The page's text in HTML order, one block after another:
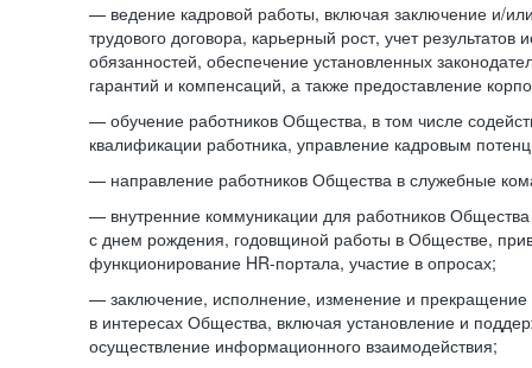
— ведение кадровой работы, включая заключение и/
трудового договора, карьерный рост, учет
обязанностей, обеспечение установленных
гарантий и компенсаций, а также предоставление
— обучение работников Общества, в том числе
квалификации работника, управление кадровым
— направление работников Общества в служебные
— внутренние коммуникации для работников
с днем рождения, годовщиной работы в Обществе,
функционирование HR-портала, участие в опросах;
— заключение, исполнение, изменение и прекращение
в интересах Общества, включая установление и
осуществление информационного взаимодействия;